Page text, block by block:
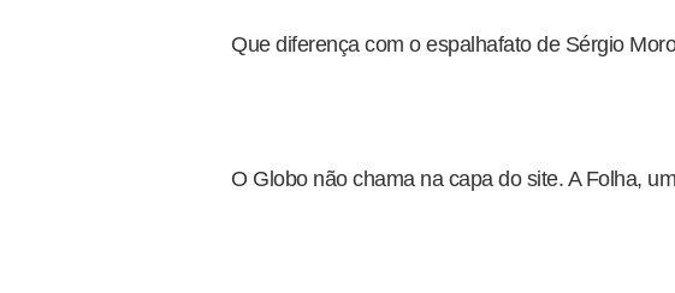
Que diferença com o espalhafato de Sérgio
O Globo não chama na capa do site. A Folha,